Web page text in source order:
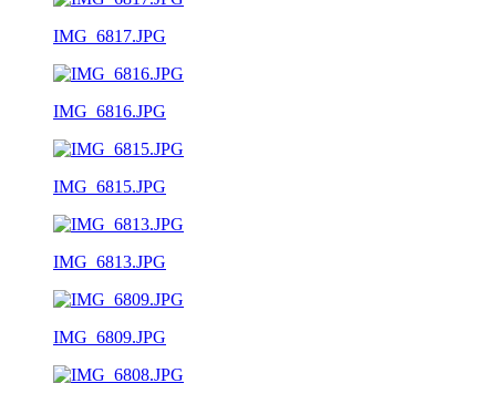
IMG_6817.JPG
IMG_6816.JPG
IMG_6815.JPG
IMG_6813.JPG
IMG_6809.JPG